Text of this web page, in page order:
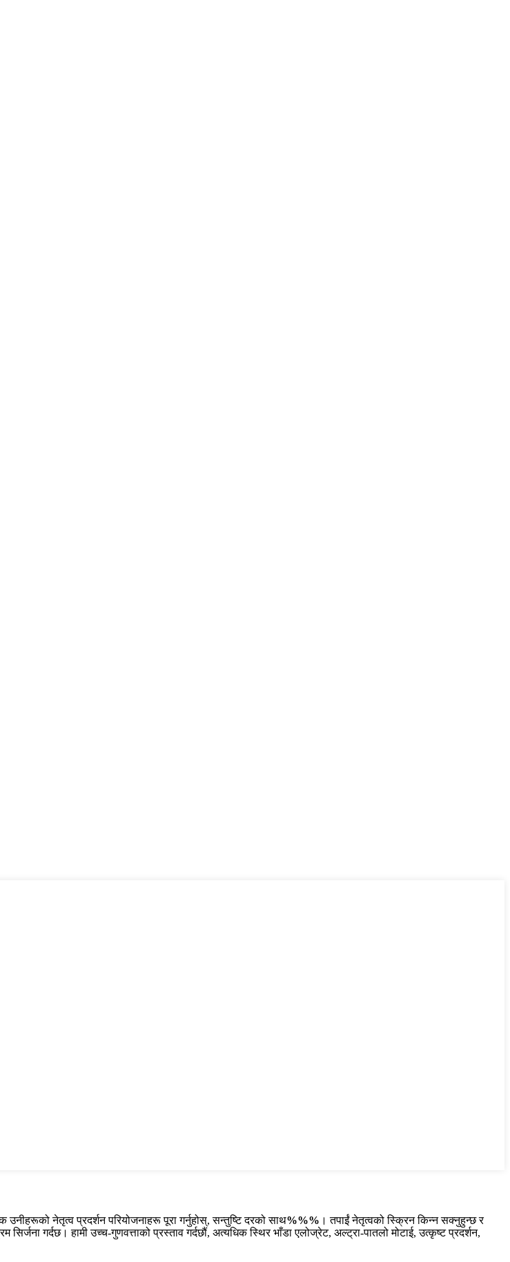
उनीहरूको नेतृत्व प्रदर्शन परियोजनाहरू पूरा गर्नुहोस्, सन्तुष्टि दरको साथ%%% । तपाईं नेतृत्वको स्क्रिन किन्न सक्नुहुन्छ र
गर्दछ। हामी उच्च-गुणवत्ताको प्रस्ताव गर्दछौं, अत्यधिक स्थिर भाँडा एलोज्रेट, अल्ट्रा-पातलो मोटाई, उत्कृष्ट प्रदर्शन,